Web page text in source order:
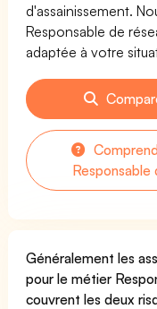
d'assainissement.
Responsable de
adaptée à votre
Responsable
Généralement les
pour le métier
couvrent les deux